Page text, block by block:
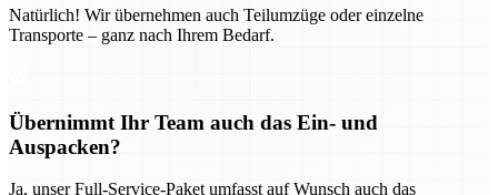
Natürlich! Wir übernehmen auch Teilumzüge oder einzelne
Transporte – ganz nach Ihrem Bedarf.
Übernimmt Ihr Team auch das Ein- und
Auspacken?
Ja, unser Full-Service-Paket umfasst auf Wunsch auch das